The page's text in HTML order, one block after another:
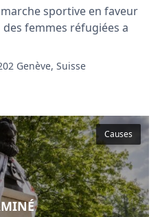
sportive en faveur
femmes réfugiées a
Genève, Suisse
Causes